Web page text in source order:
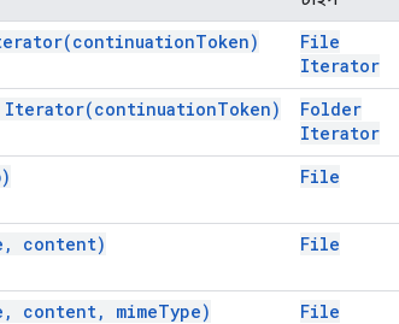
continuationToken)
File
Iterator
Iterator(continuationToken)
Folder
Iterator
File
, content) File
, content, mimeType) File